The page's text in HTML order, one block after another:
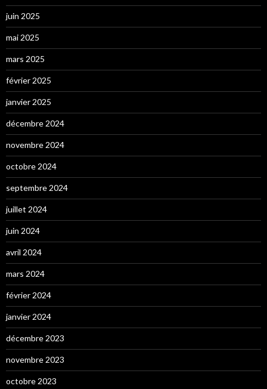
juin 2025
mai 2025
mars 2025
février 2025
janvier 2025
décembre 2024
novembre 2024
octobre 2024
septembre 2024
juillet 2024
juin 2024
avril 2024
mars 2024
février 2024
janvier 2024
décembre 2023
novembre 2023
octobre 2023